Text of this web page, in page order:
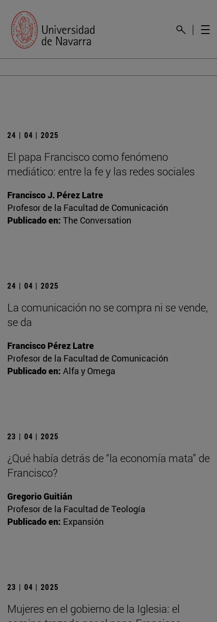
24 | 04 | 2025
El papa Francisco como fenómeno
mediático: entre la fe y las redes sociales
Francisco J. Pérez Latre
Profesor de la Facultad de Comunicación
Publicado en: The Conversation
24 | 04 | 2025
La comunicación no se compra ni se vende,
se da
Francisco Pérez Latre
Profesor de la Facultad de Comunicación
Publicado en: Alfa y Omega
23 | 04 | 2025
¿Qué había detrás de “la economía mata” de
Francisco?
Gregorio Guitián
Profesor de la Facultad de Teología
Publicado en: Expansión
23 | 04 | 2025
Mujeres en el gobierno de la Iglesia: el